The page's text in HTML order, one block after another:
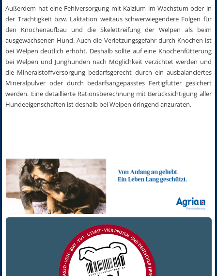
Außerdem hat eine Fehlversorgung mit Kalzium im Wachstum oder in
der Trächtigkeit bzw. Laktation weitaus schwerwiegendere Folgen für
den Knochenaufbau und die Skelettreifung der Welpen als beim
ausgewachsenen Hund. Auch die Verletzungsgefahr durch Knochen ist
bei Welpen deutlich erhöht. Deshalb sollte auf eine Knochenfütterung
bei Welpen und Junghunden nach Möglichkeit verzichtet werden und
die Mineralstoffversorgung bedarfsgerecht durch ein ausbalanciertes
Mineralpulver oder durch bedarfsangepasstes Fertigfutter gesichert
werden. Eine detaillierte Rationsberechnung mit Berücksichtigung aller
Hundeeigenschaften ist deshalb bei Welpen dringend anzuraten.